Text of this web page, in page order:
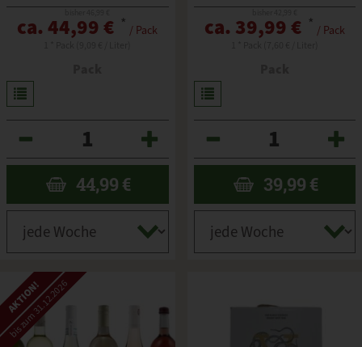
ca. 44,99 € * / Pack
44,99 €
ca. 39,99 € * / Pack
39,99 €
AKTION!
bis zum 31.12.2026